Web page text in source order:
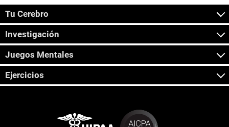
Tu Cerebro
Investigación
Juegos Mentales
Ejercicios